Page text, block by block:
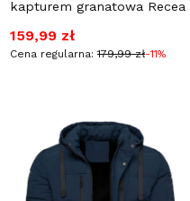
kapturem granatowa Recea
Cena promocyjna
159,99 zł
Cena regularna: 179,99 zł-11%